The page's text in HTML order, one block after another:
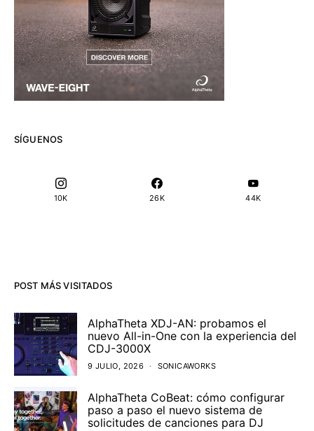
SÍGUENOS
10K 26K 44K
POST MÁS VISITADOS
AlphaTheta XDJ-AN: probamos el
nuevo All-in-One con la experiencia del
CDJ-3000X
9 JULIO, 2026 SONICAWORKS
AlphaTheta CoBeat: cómo configurar
paso a paso el nuevo sistema de
solicitudes de canciones para DJ